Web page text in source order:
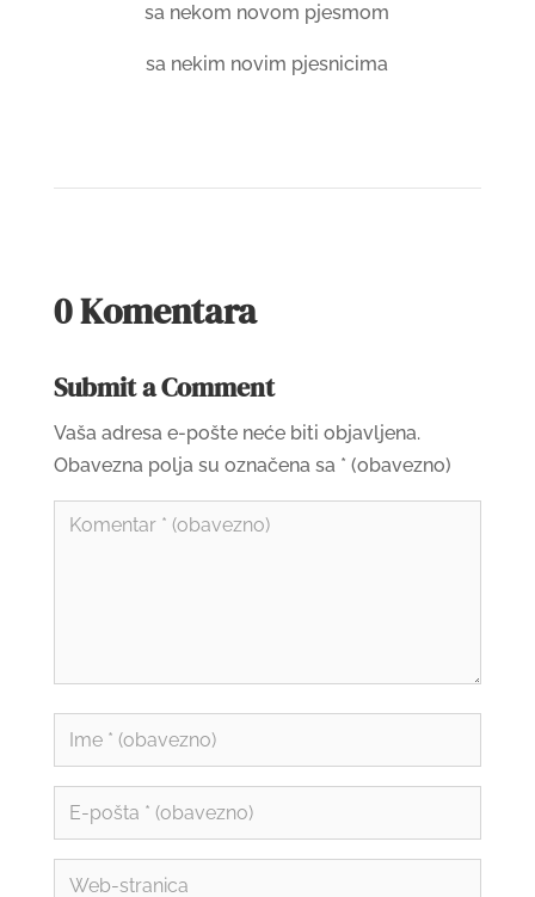
sa nekom novom pjesmom
sa nekim novim pjesnicima
0 Komentara
Submit a Comment
Vaša adresa e-pošte neće biti objavljena.
Obavezna polja su označena sa * (obavezno)